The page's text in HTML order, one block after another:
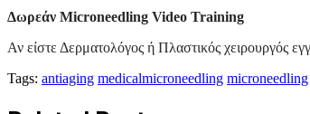
Δωρεάν Microneedling Video Training
Αν είστε Δερματολόγος ή Πλαστικός χειρουργός
Tags: antiaging medicalmicroneedling microneedling